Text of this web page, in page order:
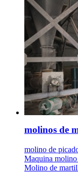
molinos de
molino de
Maquina
Molino de